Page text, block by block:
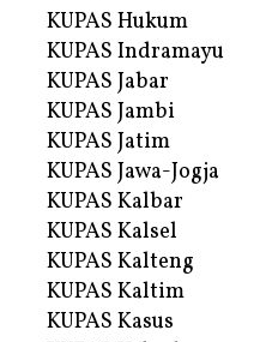
KUPAS Hukum
KUPAS Indramayu
KUPAS Jabar
KUPAS Jambi
KUPAS Jatim
KUPAS Jawa-Jogja
KUPAS Kalbar
KUPAS Kalsel
KUPAS Kalteng
KUPAS Kaltim
KUPAS Kasus